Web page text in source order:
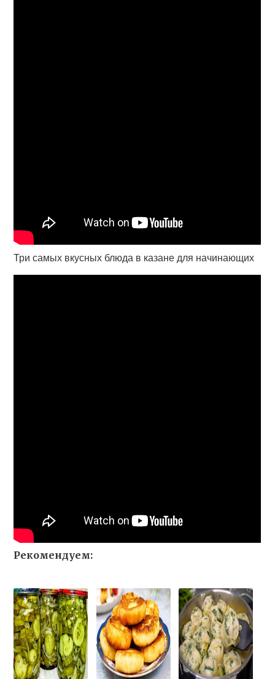
Три самых вкусных блюда в казане для начинающих
Рекомендуем: